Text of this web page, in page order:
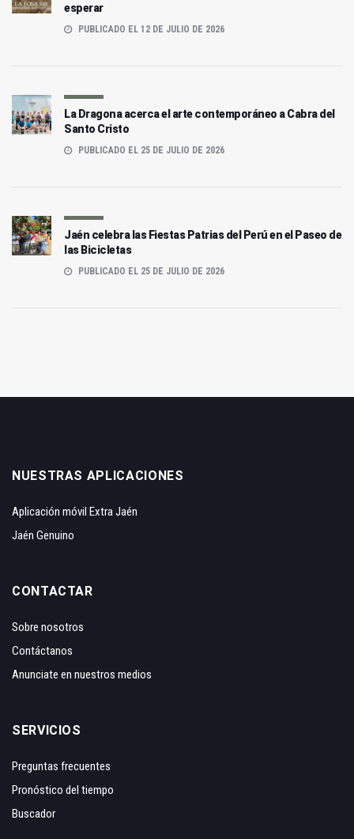
esperar
PUBLICADO EL 12 DE JULIO DE 2026
La Dragona acerca el arte contemporáneo a Cabra del
Santo Cristo
PUBLICADO EL 25 DE JULIO DE 2026
Jaén celebra las Fiestas Patrias del Perú en el Paseo de
las Bicicletas
PUBLICADO EL 25 DE JULIO DE 2026
NUESTRAS APLICACIONES
Aplicación móvil Extra Jaén
Jaén Genuino
CONTACTAR
Sobre nosotros
Contáctanos
Anunciate en nuestros medios
SERVICIOS
Preguntas frecuentes
Pronóstico del tiempo
Buscador